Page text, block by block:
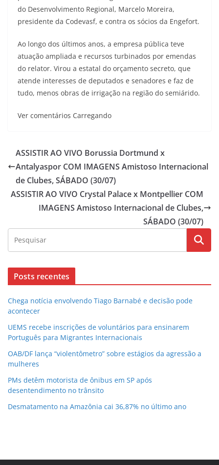
do Desenvolvimento Regional, Marcelo Moreira,
presidente da Codevasf, e contra os sócios da Engefort.
Ao longo dos últimos anos, a empresa pública teve
atuação ampliada e recursos turbinados por emendas
do relator. Virou a estatal do orçamento secreto, que
atende interesses de deputados e senadores e faz de
tudo, menos obras de irrigação na região do semiárido.
Ver comentários Carregando
ASSISTIR AO VIVO Borussia Dortmund x
Antalyaspor COM IMAGENS Amistoso Internacional
de Clubes, SÁBADO (30/07)
ASSISTIR AO VIVO Crystal Palace x Montpellier COM
IMAGENS Amistoso Internacional de Clubes,
SÁBADO (30/07)
Posts recentes
Chega notícia envolvendo Tiago Barnabé e decisão pode
acontecer
UEMS recebe inscrições de voluntários para ensinarem
Português para Migrantes Internacionais
OAB/DF lança “violentômetro” sobre estágios da agressão a
mulheres
PMs detêm motorista de ônibus em SP após
desentendimento no trânsito
Desmatamento na Amazônia cai 36,87% no último ano